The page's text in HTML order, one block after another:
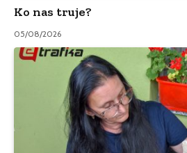
Ko nas truje?
05/08/2026